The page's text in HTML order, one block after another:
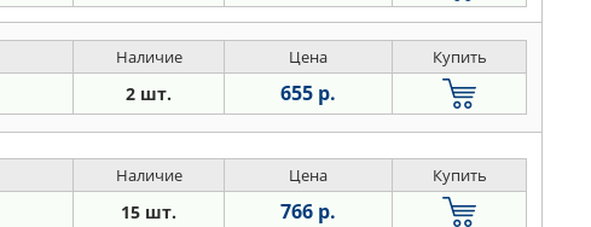
Наличие Цена Купить
2 шт. 655 р.
Наличие Цена Купить
15 шт. 766 р.